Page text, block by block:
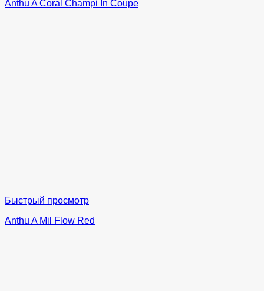
Anthu A Coral Champi In Coupe
Быстрый просмотр
Anthu A Mil Flow Red